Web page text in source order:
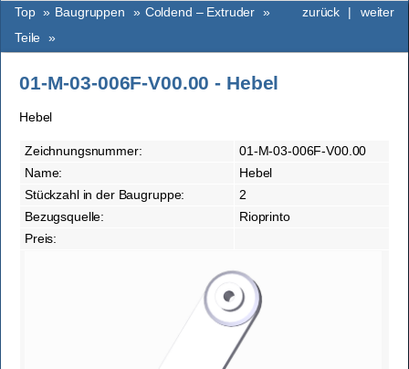
weiter
zurück |
Top » Baugruppen » Coldend – Extruder »
Teile »
01-M-03-006F-V00.00 - Hebel
Hebel
Zeichnungsnummer:
01-M-03-006F-V00.00
Name:
Hebel
Stückzahl in der Baugruppe:
2
Bezugsquelle:
Rioprinto
Preis: